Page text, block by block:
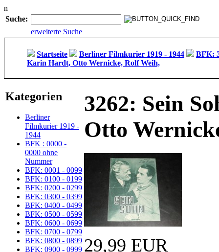
n
Suche:
erweiterte Suche
Startseite Berliner Filmkurier 1919 - 1944
BFK:
Karin Hardt, Otto Wernicke, Rolf Weih,
Kategorien
Berliner
Filmkurier 1919 -
1944
BFK : 0000 -
0000 ohne
Nummer
BFK: 0001 - 0099
BFK: 0100 - 0199
BFK: 0200 - 0299
BFK: 0300 - 0399
BFK: 0400 - 0499
BFK: 0500 - 0599
BFK: 0600 - 0699
BFK: 0700 - 0799
BFK: 0800 - 0899
BFK: 0900 - 0999
3262: Sein
Otto
29,99 EUR